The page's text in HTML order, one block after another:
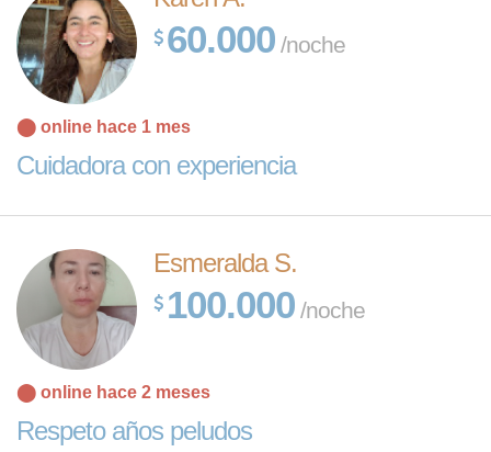
60.000 /noche
⬤ online hace 1 mes
Cuidadora con experiencia
Esmeralda S.
100.000 /noche
⬤ online hace 2 meses
Respeto años peludos